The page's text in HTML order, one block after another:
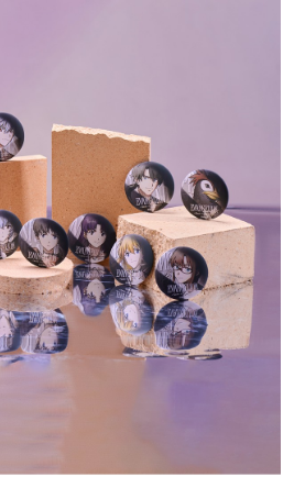
「大哥付你分期」於每月結算日後寄送繳費提
可選擇「超商條碼／台灣大直營門市／銀行轉
」等通路繳費。
份有限公司」（以下簡稱本公司）所提供，讓
購買商品或服務，並由商店將買賣／分期付款
依約使用本公司帳單繳交帳款。
你分期」之契約關係目的，商店將以您的個人
）提供予台灣大哥大進項蒐集、處理及利用，
單所需資料之確認、核對及更正。
以下連結：
後，再付款。
程】
先享後付」後，將跳轉至「AFTEE先享後付」
認金額後，即可完成結帳。
到繳費通知簡訊。
內，點擊此簡訊中的連結，可透過四大超商／
進行付款，方視為交易完成。
不需立刻繳費，但若您需要取消訂單，請聯絡
意取消之訂單仍視為有效，需透過AFTEE先享
先享後付 」之結帳頁面顯示為準，若有關於
欲退款等相關疑問，請聯繫「AFTEE先享後付
support/home
公司提供之「AFTEE先享後付」服務完成之交
提供個人資料，並將交易相關給付款項請求債
以上)免運費
以上)免運費
含以上)免運費
以上)免運費
以上)免運費